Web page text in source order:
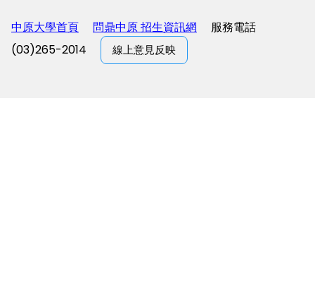
中原大學首頁 問鼎中原 招生資訊網
服務電話
(03)265-2014
線上意見反映